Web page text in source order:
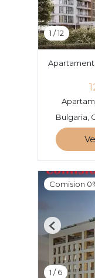
1 /12
Apartament
Bulgaria,
Comision
1 /6
Previous